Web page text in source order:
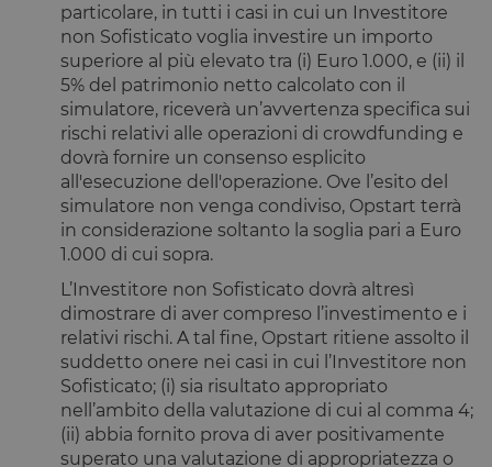
particolare, in tutti i casi in cui un Investitore
non Sofisticato voglia investire un importo
superiore al più elevato tra (i) Euro 1.000, e (ii) il
5% del patrimonio netto calcolato con il
simulatore, riceverà un’avvertenza specifica sui
rischi relativi alle operazioni di crowdfunding e
dovrà fornire un consenso esplicito
all'esecuzione dell'operazione. Ove l’esito del
simulatore non venga condiviso, Opstart terrà
in considerazione soltanto la soglia pari a Euro
1.000 di cui sopra.
L’Investitore non Sofisticato dovrà altresì
dimostrare di aver compreso l’investimento e i
relativi rischi. A tal fine, Opstart ritiene assolto il
suddetto onere nei casi in cui l’Investitore non
Sofisticato; (i) sia risultato appropriato
nell’ambito della valutazione di cui al comma 4;
(ii) abbia fornito prova di aver positivamente
superato una valutazione di appropriatezza o
lastExternalReferrerTime
Archiviazione
tADu
Archiviazione
locale
tPL
Archiviazione
locale
tTf
Archiviazione
locale
t3D
Archiviazione
locale
_gcl_ls
tC
Archiviazione
locale
Nome
Fornitore
Scadenza
Descrizione
Nome
Fornitore/
Dominio
Scadenza Descrizione